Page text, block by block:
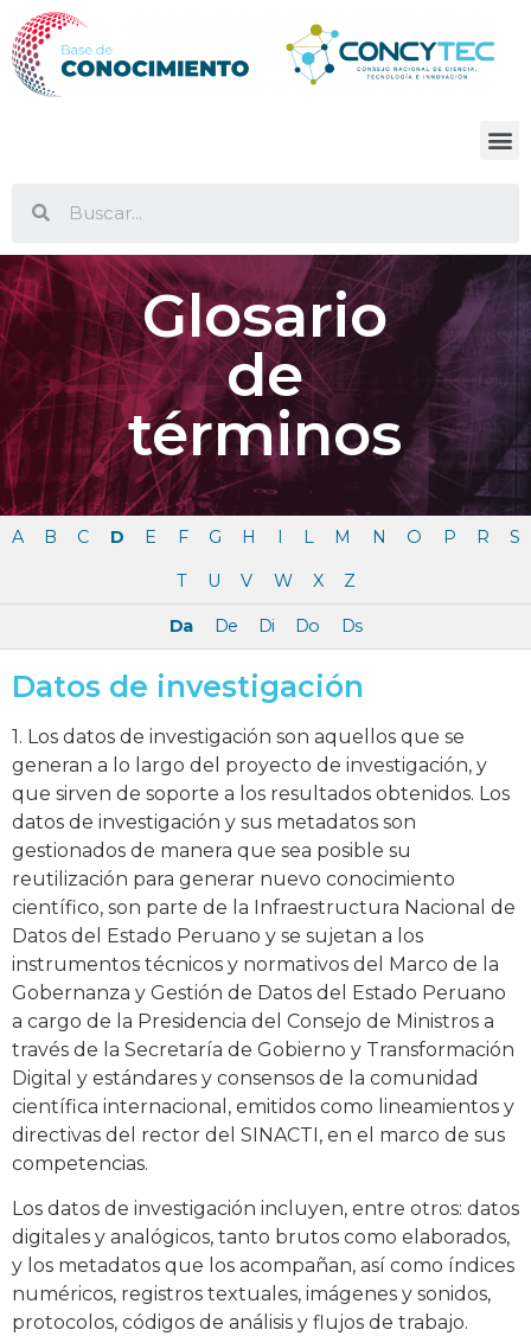
Glosario
de
términos
A B C D E F G H I L M N O P R S
T U V W X Z
Da De Di Do Ds
Datos de investigación
1. Los datos de investigación son aquellos que se
generan a lo largo del proyecto de investigación, y
que sirven de soporte a los resultados obtenidos. Los
datos de investigación y sus metadatos son
gestionados de manera que sea posible su
reutilización para generar nuevo conocimiento
científico, son parte de la Infraestructura Nacional de
Datos del Estado Peruano y se sujetan a los
instrumentos técnicos y normativos del Marco de la
Gobernanza y Gestión de Datos del Estado Peruano
a cargo de la Presidencia del Consejo de Ministros a
través de la Secretaría de Gobierno y Transformación
Digital y estándares y consensos de la comunidad
científica internacional, emitidos como lineamientos y
directivas del rector del SINACTI, en el marco de sus
competencias.
Los datos de investigación incluyen, entre otros: datos
digitales y analógicos, tanto brutos como elaborados,
y los metadatos que los acompañan, así como índices
numéricos, registros textuales, imágenes y sonidos,
protocolos, códigos de análisis y flujos de trabajo.